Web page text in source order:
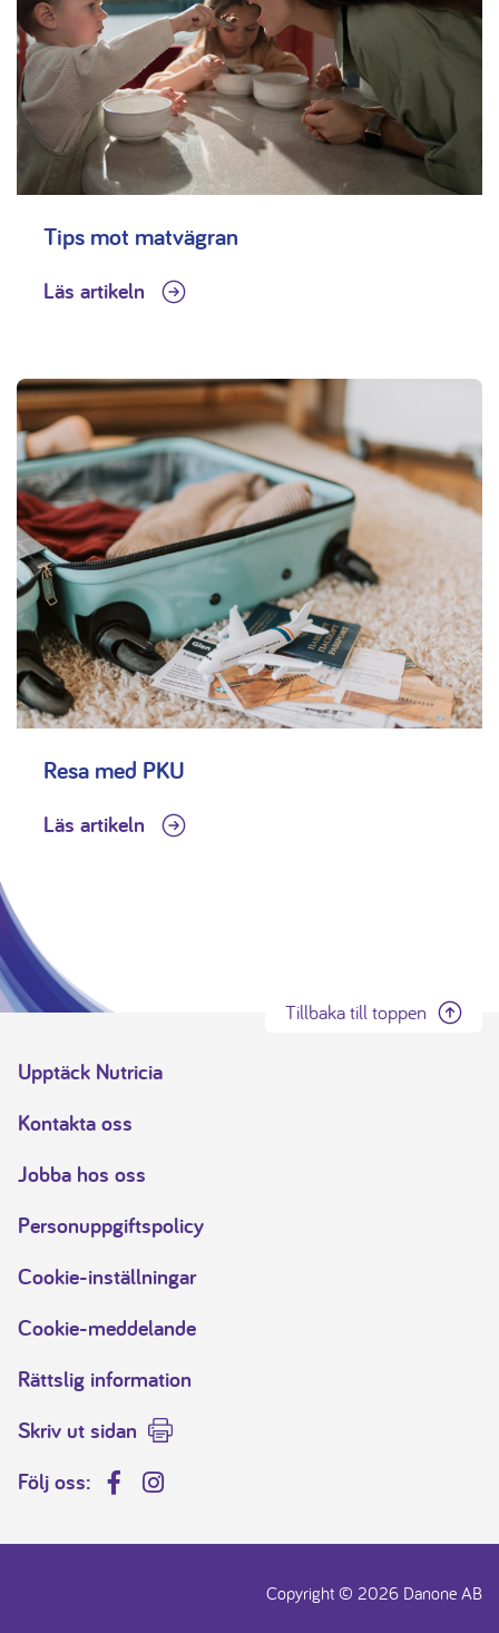
Tips mot matvägran
Läs artikeln
Resa med PKU
Läs artikeln
Tillbaka till toppen
Upptäck Nutricia
Kontakta oss
Jobba hos oss
Personuppgiftspolicy
Cookie-inställningar
Cookie-meddelande
Rättslig information
Skriv ut sidan
Följ oss:
FacebookInstagram
Copyright © 2026 Danone AB